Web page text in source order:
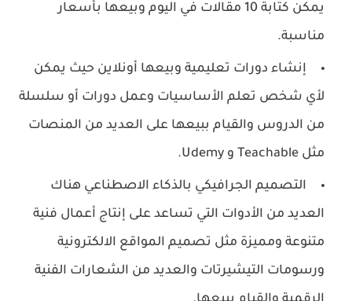
يمكن كتابة 10 مقالات في اليوم وبيعها بأسعار
مناسبة.
إنشاء دورات تعليمية وبيعها أونلاين حيث يمكن
لأي شخص تعلم الأساسيات وعمل دورات أو سلسلة
من الدروس والقيام ببيعها على العديد من المنصات
مثل Teachable و Udemy.
التصميم الجرافيكي بالذكاء الاصطناعي هناك
العديد من الأدوات التي تساعد على إنتاج أعمال فنية
متنوعة ومميزة مثل تصميم المواقع الالكترونية
ورسومات التيشيرتات والعديد من الشعارات الفنية